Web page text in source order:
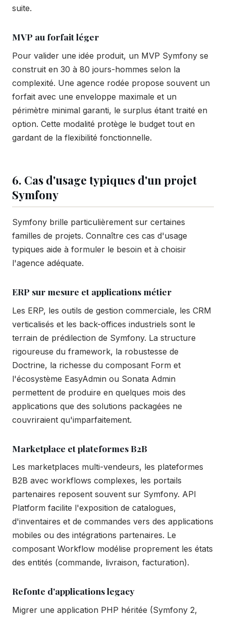
suite.
MVP au forfait léger
Pour valider une idée produit, un MVP Symfony se
construit en 30 à 80 jours-hommes selon la
complexité. Une agence rodée propose souvent un
forfait avec une enveloppe maximale et un
périmètre minimal garanti, le surplus étant traité en
option. Cette modalité protège le budget tout en
gardant de la flexibilité fonctionnelle.
6. Cas d'usage typiques d'un projet
Symfony
Symfony brille particulièrement sur certaines
familles de projets. Connaître ces cas d'usage
typiques aide à formuler le besoin et à choisir
l'agence adéquate.
ERP sur mesure et applications métier
Les ERP, les outils de gestion commerciale, les CRM
verticalisés et les back-offices industriels sont le
terrain de prédilection de Symfony. La structure
rigoureuse du framework, la robustesse de
Doctrine, la richesse du composant Form et
l'écosystème EasyAdmin ou Sonata Admin
permettent de produire en quelques mois des
applications que des solutions packagées ne
couvriraient qu'imparfaitement.
Marketplace et plateformes B2B
Les marketplaces multi-vendeurs, les plateformes
B2B avec workflows complexes, les portails
partenaires reposent souvent sur Symfony. API
Platform facilite l'exposition de catalogues,
d'inventaires et de commandes vers des applications
mobiles ou des intégrations partenaires. Le
composant Workflow modélise proprement les états
des entités (commande, livraison, facturation).
Refonte d'applications legacy
Migrer une application PHP héritée (Symfony 2,